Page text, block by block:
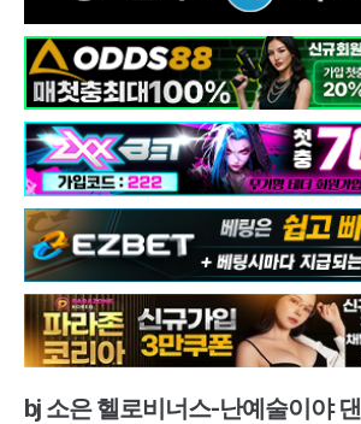
bj 소은 헬로비너스-난예술이야